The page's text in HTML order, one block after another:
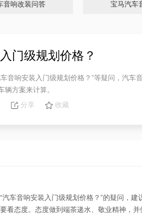
音响改装问答 宝马汽车
门级规划价格？
音响安装入门级规划价格？”等疑问，汽
辆方案来计算。
分享 收藏
汽车音响安装入门级规划价格？”的疑问，
看态度。态度做到端茶递水、敬业精神，